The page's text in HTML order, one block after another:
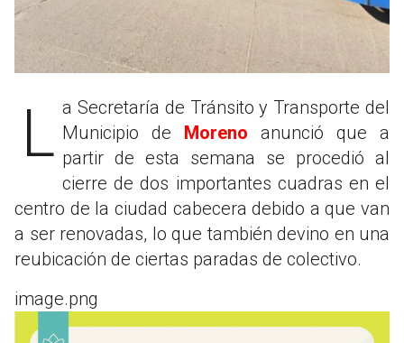
La Secretaría de Tránsito y Transporte del Municipio de Moreno anunció que a
partir de esta semana se procedió al
cierre de dos importantes cuadras en el
centro de la ciudad cabecera debido a que van
a ser renovadas, lo que también devino en una
reubicación de ciertas paradas de colectivo.
image.png